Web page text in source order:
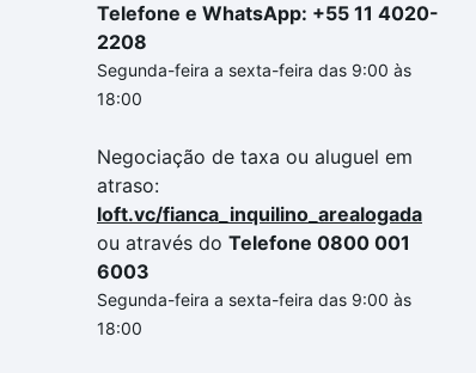
Telefone e WhatsApp: +55 11 4020-
2208
Segunda-feira a sexta-feira das 9:00 às
18:00
Negociação de taxa ou aluguel em
atraso:
loft.vc/fianca_inquilino_arealogada
ou através do Telefone 0800 001
6003
Segunda-feira a sexta-feira das 9:00 às
18:00